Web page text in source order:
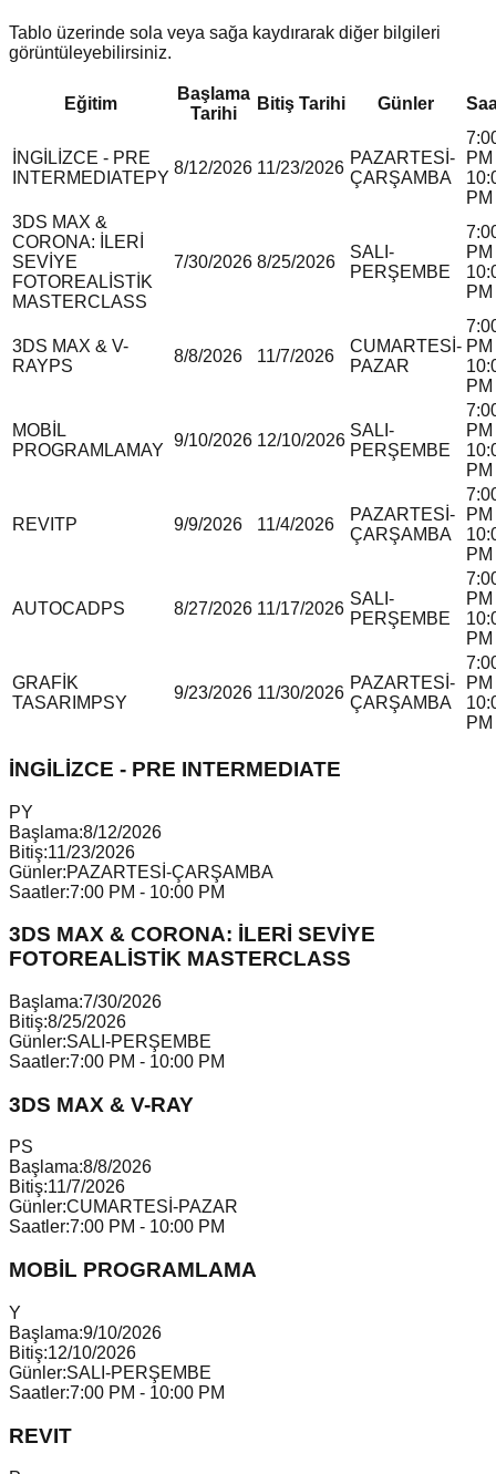
Tablo üzerinde sola veya sağa kaydırarak diğer bilgileri
görüntüleyebilirsiniz.
Eğitim
Başlama
Tarihi
Bitiş Tarihi Günler
İNGİLİZCE - PRE
INTERMEDIATEPY
8/12/2026 11/23/2026
PAZARTESİ-
ÇARŞAMBA
PM
PM
3DS MAX &
CORONA: İLERİ
SEVİYE
FOTOREALİSTİK
MASTERCLASS
7/30/2026 8/25/2026
SALI-
PERŞEMBE
PM
PM
3DS MAX & V-
RAYPS
8/8/2026 11/7/2026
CUMARTESİ-
PAZAR
PM
PM
MOBİL
PROGRAMLAMAY
9/10/2026 12/10/2026
SALI-
PERŞEMBE
PM
PM
REVITP 9/9/2026 11/4/2026
PAZARTESİ-
ÇARŞAMBA
PM
PM
AUTOCADPS 8/27/2026 11/17/2026
SALI-
PERŞEMBE
PM
PM
GRAFİK
TASARIM PSY
9/23/2026 11/30/2026
PAZARTESİ-
ÇARŞAMBA
PM
PM
İNGİLİZCE - PRE INTERMEDIATE
PY
Başlama:8/12/2026
Bitiş:11/23/2026
Günler:PAZARTESİ-ÇARŞAMBA
Saatler:7:00 PM - 10:00 PM
3DS MAX & CORONA: İLERİ SEVİYE
FOTOREALİSTİK MASTERCLASS
Başlama:7/30/2026
Bitiş:8/25/2026
Günler:SALI-PERŞEMBE
Saatler:7:00 PM - 10:00 PM
3DS MAX & V-RAY
PS
Başlama:8/8/2026
Bitiş:11/7/2026
Günler:CUMARTESİ-PAZAR
Saatler:7:00 PM - 10:00 PM
MOBİL PROGRAMLAMA
Y
Başlama:9/10/2026
Bitiş:12/10/2026
Günler:SALI-PERŞEMBE
Saatler:7:00 PM - 10:00 PM
REVIT